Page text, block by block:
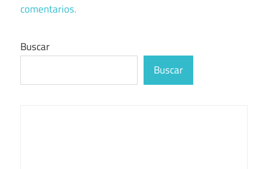
comentarios.
Buscar
Buscar